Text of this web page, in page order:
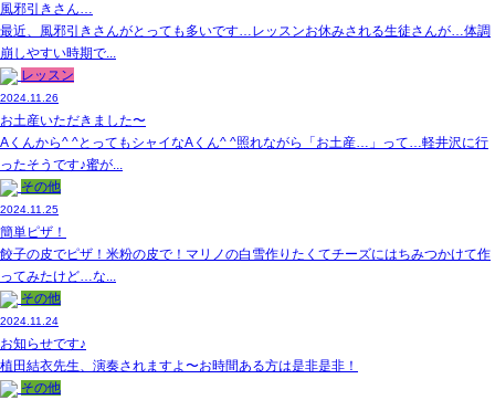
風邪引きさん…
最近、風邪引きさんがとっても多いです…レッスンお休みされる生徒さんが…体調
崩しやすい時期で...
レッスン
2024.11.26
お土産いただきました〜
Aくんから^ ^とってもシャイなAくん^ ^照れながら「お土産…」って…軽井沢に行
ったそうです♪蜜が...
その他
2024.11.25
簡単ピザ！
餃子の皮でピザ！米粉の皮で！マリノの白雪作りたくてチーズにはちみつかけて作
ってみたけど…な...
その他
2024.11.24
お知らせです♪
植田結衣先生、演奏されますよ〜お時間ある方は是非是非！
その他